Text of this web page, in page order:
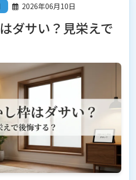
2026年06月10日
ダサい？見栄えで